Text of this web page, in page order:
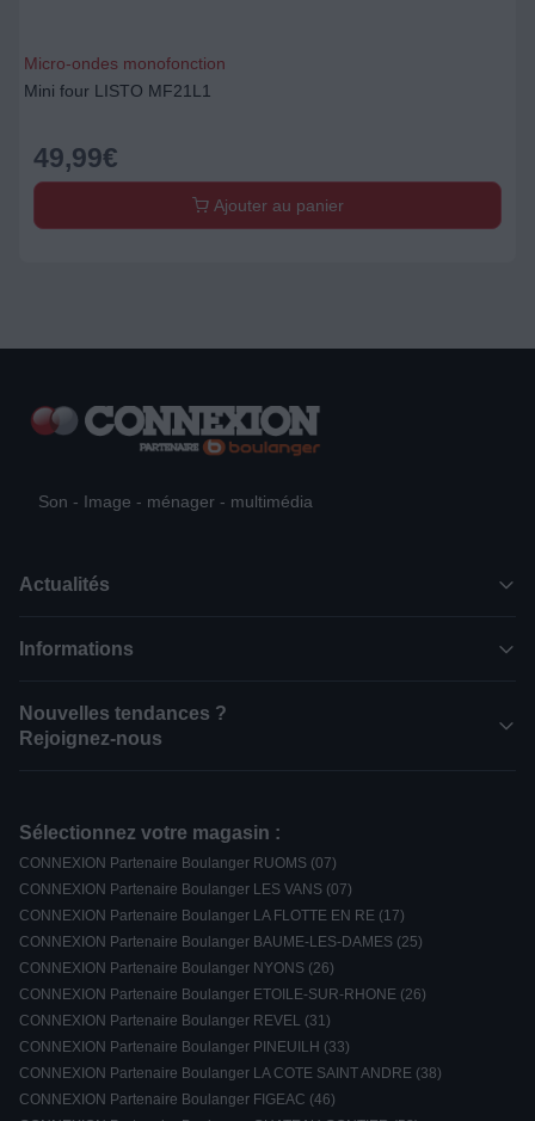
Micro-ondes monofonction
Mini four LISTO MF21L1
49,99€
Ajouter au panier
Son - Image - ménager - multimédia
Actualités
Informations
Nouvelles tendances ?
Rejoignez-nous
Sélectionnez votre magasin :
CONNEXION Partenaire Boulanger RUOMS (07)
CONNEXION Partenaire Boulanger LES VANS (07)
CONNEXION Partenaire Boulanger LA FLOTTE EN RE (17)
CONNEXION Partenaire Boulanger BAUME-LES-DAMES (25)
CONNEXION Partenaire Boulanger NYONS (26)
CONNEXION Partenaire Boulanger ETOILE-SUR-RHONE (26)
CONNEXION Partenaire Boulanger REVEL (31)
CONNEXION Partenaire Boulanger PINEUILH (33)
CONNEXION Partenaire Boulanger LA COTE SAINT ANDRE (38)
CONNEXION Partenaire Boulanger FIGEAC (46)